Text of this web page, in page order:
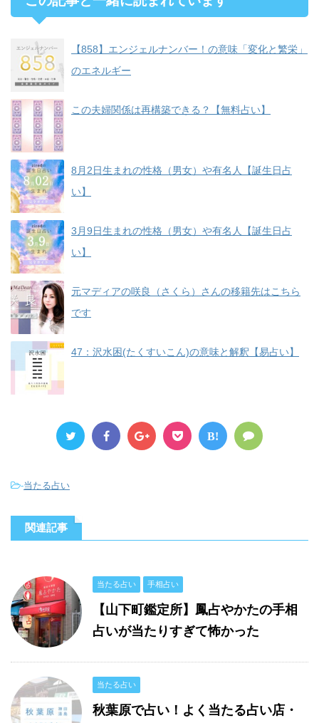
【858】エンジェルナンバー！の意味「変化と繁栄」
のエネルギー
この夫婦関係は再構築できる？【無料占い】
8月2日生まれの性格（男女）や有名人【誕生日占
い】
3月9日生まれの性格（男女）や有名人【誕生日占
い】
元マディアの咲良（さくら）さんの移籍先はこちら
です
47：沢水困(たくすいこん)の意味と解釈【易占い】
B!
-当たる占い
関連記事
当たる占い 手相占い
【山下町鑑定所】鳳占やかたの手相
占いが当たりすぎて怖かった
当たる占い
秋葉原で占い！よく当たる占い店・